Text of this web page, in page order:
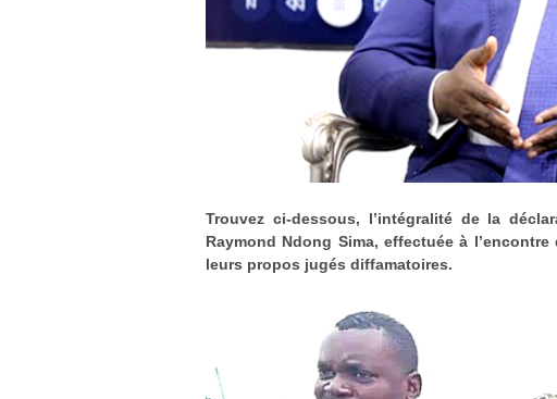
Trouvez ci-dessous, l’intégralité de la
Raymond Ndong Sima, effectuée à
leurs propos jugés diffamatoires.